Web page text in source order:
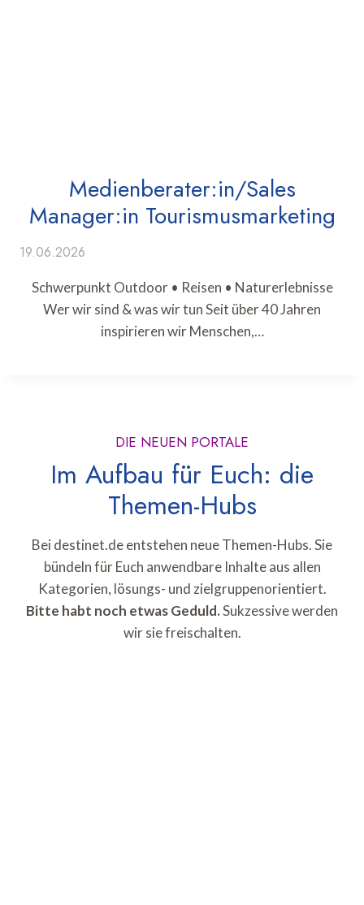
Medienberater:in/Sales
Manager:in Tourismusmarketing
19.06.2026
Schwerpunkt Outdoor • Reisen • Naturerlebnisse
Wer wir sind & was wir tun Seit über 40 Jahren
inspirieren wir Menschen,…
DIE NEUEN PORTALE
Im Aufbau für Euch: die
Themen-Hubs
Bei destinet.de entstehen neue Themen-Hubs. Sie
bündeln für Euch anwendbare Inhalte aus allen
Kategorien, lösungs- und zielgruppenorientiert.
Bitte habt noch etwas Geduld.Sukzessive werden
wir sie freischalten.